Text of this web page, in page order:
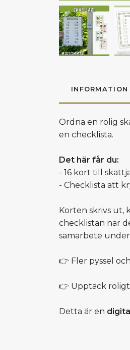
INFORMATION
Ordna en rolig
en checklista.
Det här får du:
- 16 kort till
- Checklista att
Korten skrivs ut,
checklistan när
samarbete
👉 Fler pyssel
👉 Upptäck
Detta är en